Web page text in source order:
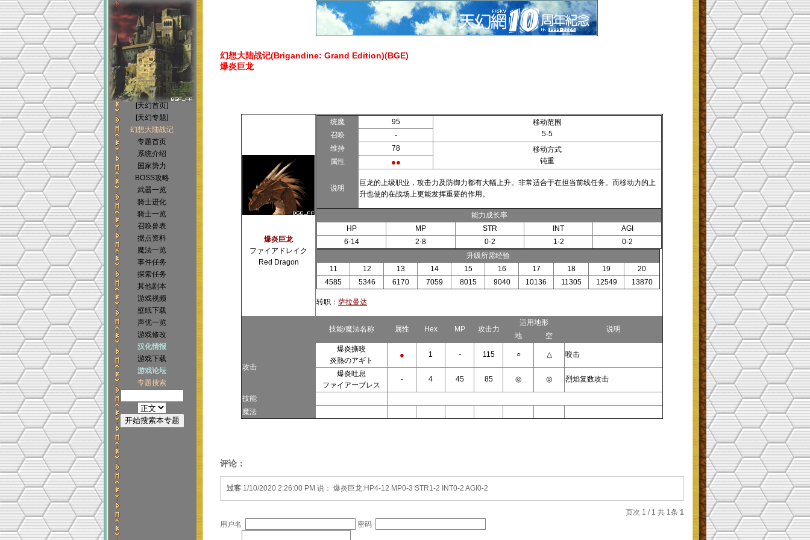
幻想大陆战记(Brigandine: Grand Edition)(BGE)
爆炎巨龙
爆炎巨龙
ファイアドレイク
Red Dragon
统魔 95
移动范围
5-5
召唤
-
维持
78
移动方式
钝重
属性 ●●
说明
巨龙的上级职业，攻击力及防御力都有大幅上升。非常适合于在担当前线任务。而移动力的上
升也使的在战场上更能发挥重要的作用。
能力成长率
HP
MP STR INT
AGI
6-14
2-8 0-2 1-2
0-2
升级所需经验
11
12 13 14 15 16 17 18 19
20
4585
5346 6170 7059 8015 9040 10136 11305 12549 13870
转职： 萨拉曼达
技能/魔法名称 属性 Hex MP 攻击力
适用地形
说明
地 空
攻击
爆炎撕咬
炎熱のアギト
● 1 - 115 ○ △ 咬击
爆炎吐息
ファイアーブレス
- 4 45 85 ◎ ◎ 烈焰复数攻击
技能
魔法
评论：
过客 1/10/2020 2:26:00 PM 说： 爆炎巨龙:HP4-12 MP0-3 STR1-2 INT0-2 AGI0-2
页次 1 / 1 共 1条 1
用户名
密码
[天幻首页]
[天幻专题]
幻想大陆战记
专题首页
系统介绍
国家势力
BOSS攻略
武器一览
骑士进化
骑士一览
召唤兽表
据点资料
魔法一览
事件任务
探索任务
其他剧本
游戏视频
壁纸下载
声优一览
游戏修改
汉化情报
游戏下载
游戏论坛
专题搜索